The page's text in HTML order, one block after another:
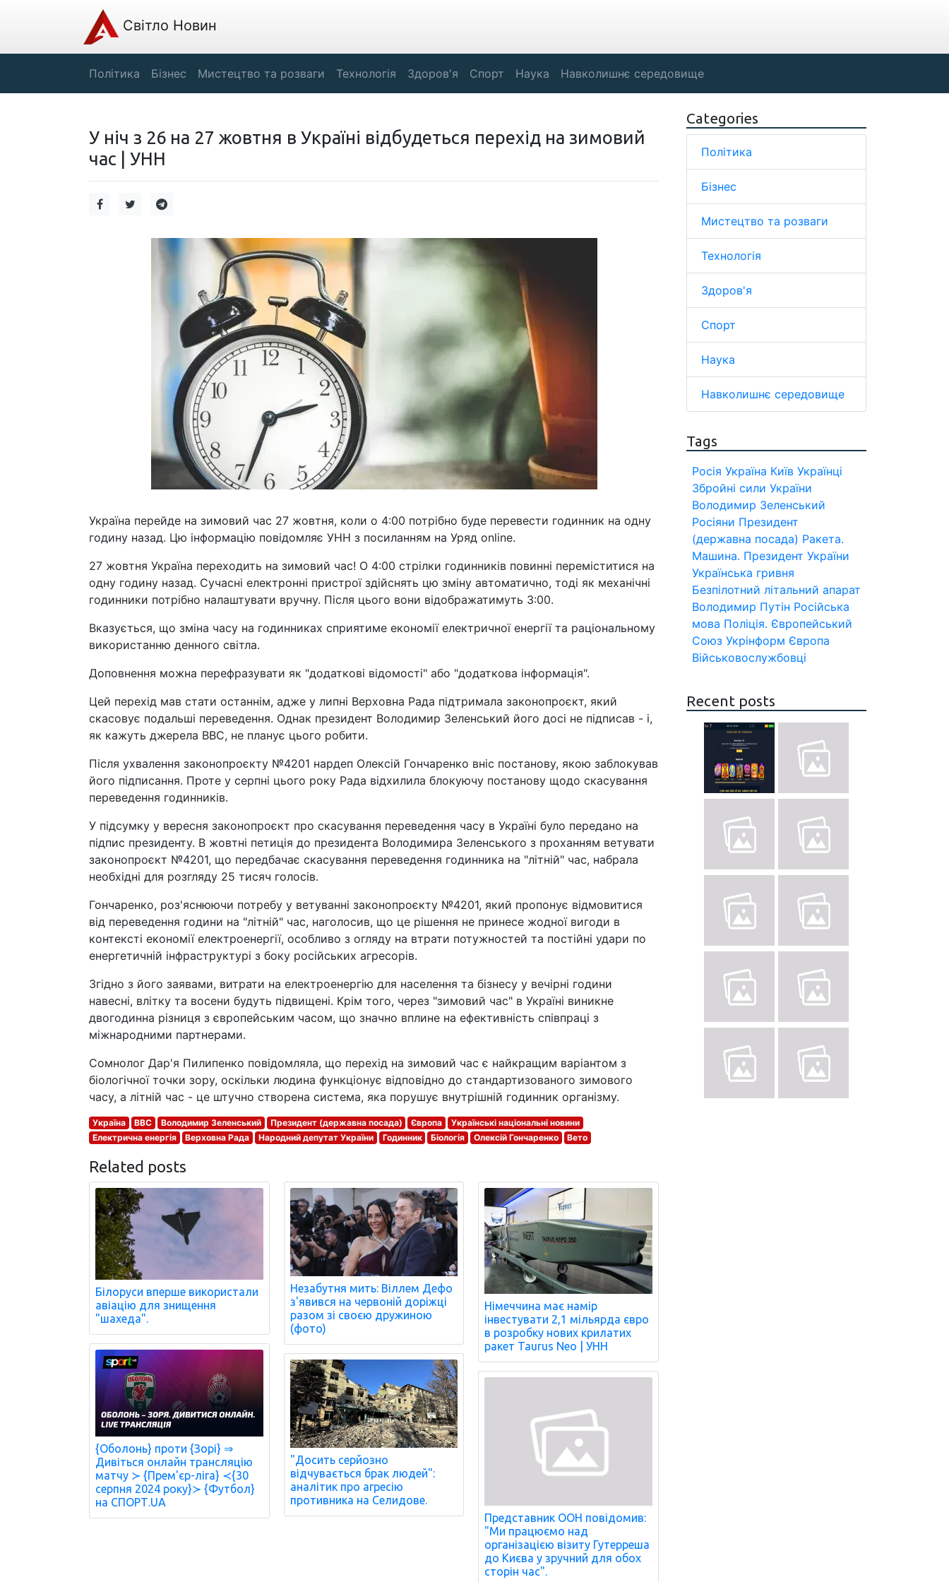
Світло Новин
Політика Бізнес Мистецтво та розваги Технологія Здоров'я Спорт Наука Навколишнє середовище
У ніч з 26 на 27 жовтня в Україні відбудеться перехід на зимовий
час | УНН
Україна перейде на зимовий час 27 жовтня, коли о 4:00 потрібно буде перевести годинник на одну
годину назад. Цю інформацію повідомляє УНН з посиланням на Уряд online.
27 жовтня Україна переходить на зимовий час! О 4:00 стрілки годинників повинні переміститися на
одну годину назад. Сучасні електронні пристрої здійснять цю зміну автоматично, тоді як механічні
годинники потрібно налаштувати вручну. Після цього вони відображатимуть 3:00.
Вказується, що зміна часу на годинниках сприятиме економії електричної енергії та раціональному
використанню денного світла.
Доповнення можна перефразувати як "додаткові відомості" або "додаткова інформація".
Цей перехід мав стати останнім, адже у липні Верховна Рада підтримала законопроєкт, який
скасовує подальші переведення. Однак президент Володимир Зеленський його досі не підписав - і,
як кажуть джерела ВВС, не планує цього робити.
Після ухвалення законопроєкту №4201 нардеп Олексій Гончаренко вніс постанову, якою заблокував
його підписання. Проте у серпні цього року Рада відхилила блокуючу постанову щодо скасування
переведення годинників.
У підсумку у вересня законопроєкт про скасування переведення часу в Україні було передано на
підпис президенту. В жовтні петиція до президента Володимира Зеленського з проханням ветувати
законопроєкт №4201, що передбачає скасування переведення годинника на "літній" час, набрала
необхідні для розгляду 25 тисяч голосів.
Гончаренко, роз'яснюючи потребу у ветуванні законопроєкту №4201, який пропонує відмовитися
від переведення години на "літній" час, наголосив, що це рішення не принесе жодної вигоди в
контексті економії електроенергії, особливо з огляду на втрати потужностей та постійні удари по
енергетичній інфраструктурі з боку російських агресорів.
Згідно з його заявами, витрати на електроенергію для населення та бізнесу у вечірні години
навесні, влітку та восени будуть підвищені. Крім того, через "зимовий час" в Україні виникне
двогодинна різниця з європейським часом, що значно вплине на ефективність співпраці з
міжнародними партнерами.
Сомнолог Дар'я Пилипенко повідомляла, що перехід на зимовий час є найкращим варіантом з
біологічної точки зору, оскільки людина функціонує відповідно до стандартизованого зимового
часу, а літній час - це штучно створена система, яка порушує внутрішній годинник організму.
Україна BBC Володимир Зеленський Президент (державна посада) Європа
Українські національні новини
Електрична енергія
Верховна Рада Народний депутат України Годинник Біологія Олексій Гончаренко Вето
Related posts
Білоруси вперше використали
авіацію для знищення
"шахеда".
{Оболонь} проти {Зорі} ⇒
Дивіться онлайн трансляцію
матчу ≻ {Прем'єр-ліга} ≺{30
серпня 2024 року}≻ {Футбол}
на СПОРТ.UA
Незабутня мить: Віллем Дефо
з'явився на червоній доріжці
разом зі своєю дружиною
(фото)
"Досить серйозно
відчувається брак людей":
аналітик про агресію
противника на Селидове.
Німеччина має намір
інвестувати 2,1 мільярда євро
в розробку нових крилатих
ракет Taurus Neo | УНН
Представник ООН повідомив:
"Ми працюємо над
організацією візиту Гутерреша
до Києва у зручний для обох
сторін час".
Categories
Політика
Бізнес
Мистецтво та розваги
Технологія
Здоров'я
Спорт
Наука
Навколишнє середовище
Tags
Росія Україна Київ Українці
Збройні сили України
Володимир Зеленський
Росіяни Президент
(державна посада) Ракета.
Машина. Президент України
Українська гривня
Безпілотний літальний апарат
Володимир Путін Російська
мова Поліція. Європейський
Союз Укрінформ Європа
Військовослужбовці
Recent posts